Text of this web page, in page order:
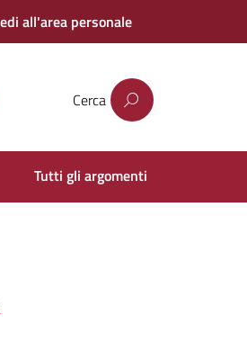
all'area personale
Cerca
Tutti gli argomenti